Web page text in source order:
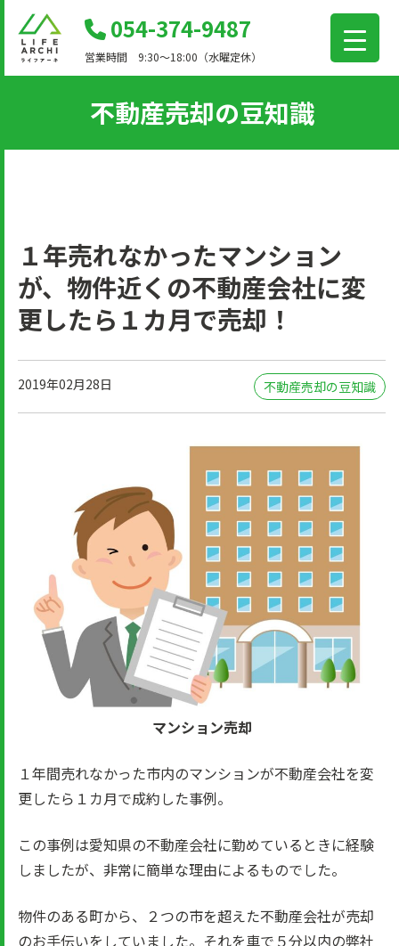
054-374-9487
営業時間 9:30～18:00（水曜定休）
不動産売却の豆知識
１年売れなかったマンション
が、物件近くの不動産会社に変
更したら１カ月で売却！
2019年02月28日 不動産売却の豆知識
マンション売却
１年間売れなかった市内のマンションが不動産会社を変
更したら１カ月で成約した事例。
この事例は愛知県の不動産会社に勤めているときに経験
しましたが、非常に簡単な理由によるものでした。
物件のある町から、２つの市を超えた不動産会社が売却
のお手伝いをしていました。それを車で５分以内の弊社